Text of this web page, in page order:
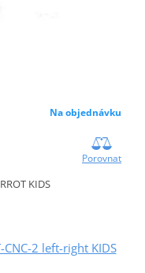
Na objednávku
Porovnat
KIDS
CNC-2 left-right KIDS